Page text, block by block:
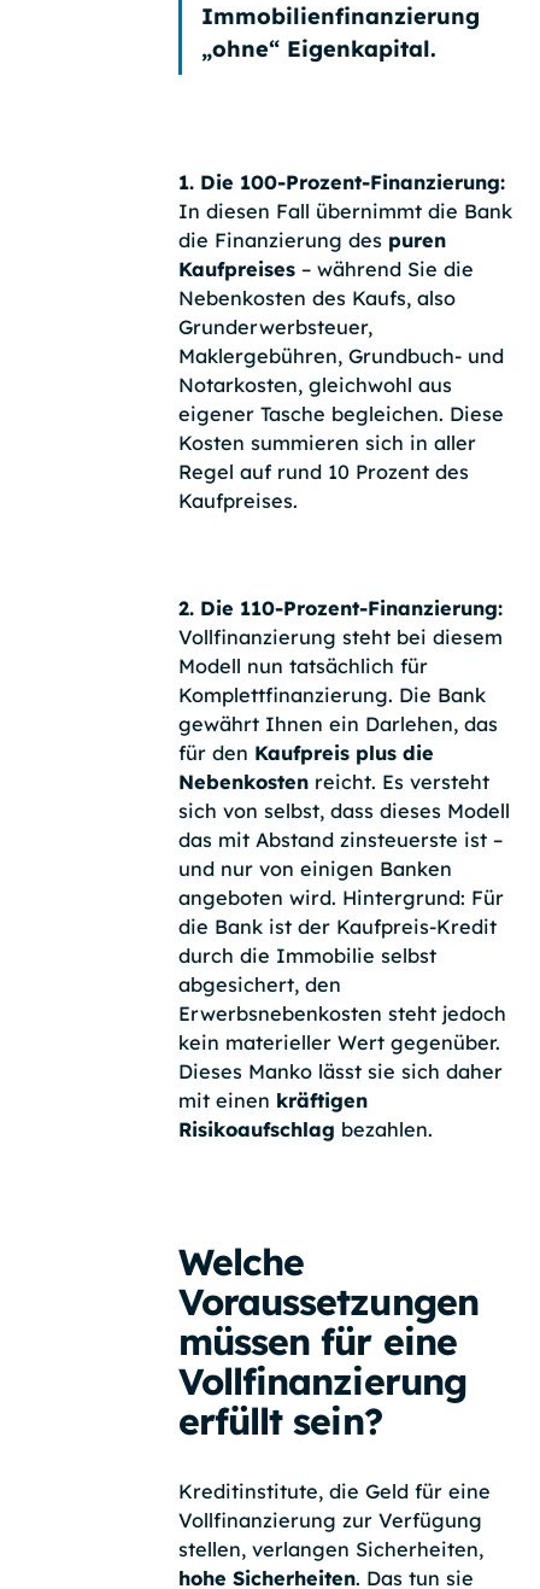
Immobilienfinanzierung
„ohne“ Eigenkapital.
1. Die 100-Prozent-Finanzierung:
In diesen Fall übernimmt die Bank
die Finanzierung des puren
Kaufpreises– während Sie die
Nebenkosten des Kaufs, also
Grunderwerbsteuer,
Maklergebühren, Grundbuch- und
Notarkosten, gleichwohl aus
eigener Tasche begleichen. Diese
Kosten summieren sich in aller
Regel auf rund 10 Prozent des
Kaufpreises.
2. Die 110-Prozent-Finanzierung:
Vollfinanzierung steht bei diesem
Modell nun tatsächlich für
Komplettfinanzierung. Die Bank
gewährt Ihnen ein Darlehen, das
für den Kaufpreis plus die
Nebenkostenreicht. Es versteht
sich von selbst, dass dieses Modell
das mit Abstand zinsteuerste ist –
und nur von einigen Banken
angeboten wird. Hintergrund: Für
die Bank ist der Kaufpreis-Kredit
durch die Immobilie selbst
abgesichert, den
Erwerbsnebenkosten steht jedoch
kein materieller Wert gegenüber.
Dieses Manko lässt sie sich daher
mit einen kräftigen
Risikoaufschlag bezahlen.
Welche
Voraussetzungen
müssen für eine
Vollfinanzierung
erfüllt sein?
Kreditinstitute, die Geld für eine
Vollfinanzierung zur Verfügung
stellen, verlangen Sicherheiten,
hohe Sicherheiten. Das tun sie